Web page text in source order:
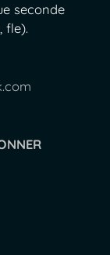
seconde
fle).